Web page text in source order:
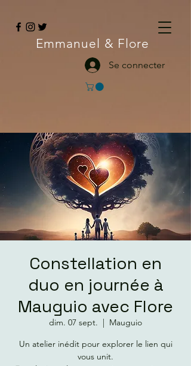
Emmanuel & Flore
Se connecter
Constellation en
duo en journée à
Mauguio avec Flore
dim. 07 sept.
  |
Mauguio
Un atelier inédit pour explorer le lien qui
vous unit.